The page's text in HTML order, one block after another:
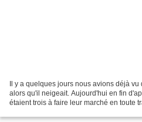
Il y a quelques jours nous avions déjà
alors qu'il neigeait. Aujourd'hui en fin
étaient trois à faire leur marché en toute